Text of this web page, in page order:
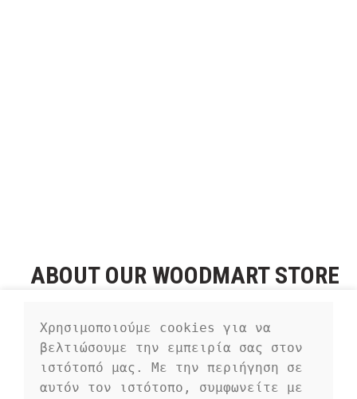
ABOUT OUR WOODMART STORE
cubilia etiam a adipiscing enigm dignissim congue egestas sapien
a. Scelerisque ac non ut ac bibendum himenaeos ullamcorper
justo himenaeos vel a sapien quis.
Χρησιμοποιούμε cookies για να
βελτιώσουμε την εμπειρία σας στον
ιστότοπό μας. Με την περιήγηση σε
αυτόν τον ιστότοπο, συμφωνείτε με